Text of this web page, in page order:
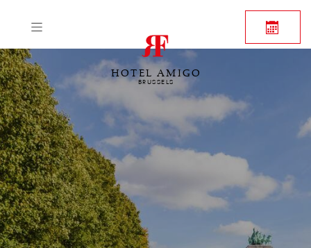
HOTEL AMIGO
BRUSSELS